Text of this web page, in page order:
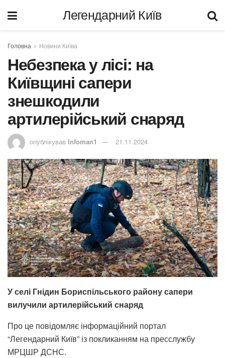
Легендарний Київ
Головна Новини Київа
Небезпека у лісі: на
Київщині сапери
знешкодили
артилерійський снаряд
опублікував Infoman1 21.11.2024
У селі Гнідин Бориспільського району сапери
вилучили артилерійський снаряд
Про це повідомляє інформаційний портал
“Легендарний Київ” із покликанням на пресслужбу
МРЦШР ДСНС.